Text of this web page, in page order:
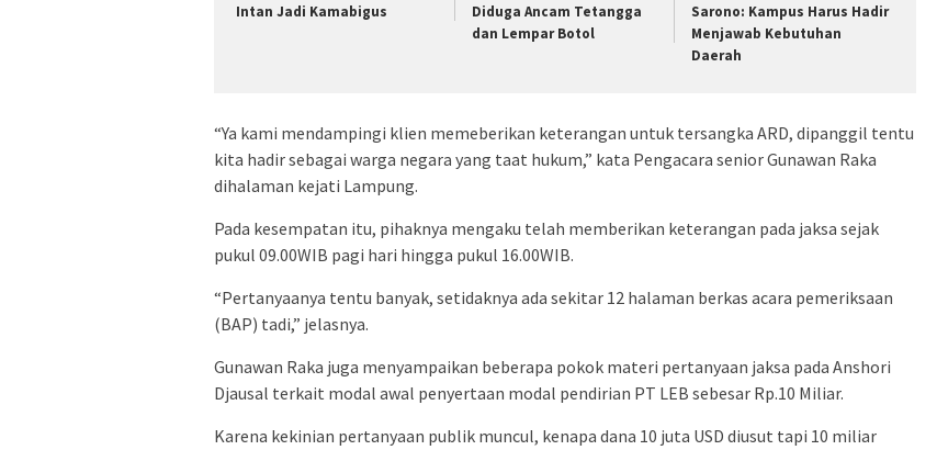
Intan Jadi Kamabigus
Diduga Ancam Tetangga
dan Lempar Botol
Sarono: Kampus Harus Hadir
Menjawab Kebutuhan
Daerah
“Ya kami mendampingi klien memeberikan keterangan untuk tersangka ARD, dipanggil tentu
kita hadir sebagai warga negara yang taat hukum,” kata Pengacara senior Gunawan Raka
dihalaman kejati Lampung.
Pada kesempatan itu, pihaknya mengaku telah memberikan keterangan pada jaksa sejak
pukul 09.00WIB pagi hari hingga pukul 16.00WIB.
“Pertanyaanya tentu banyak, setidaknya ada sekitar 12 halaman berkas acara pemeriksaan
(BAP) tadi,” jelasnya.
Gunawan Raka juga menyampaikan beberapa pokok materi pertanyaan jaksa pada Anshori
Djausal terkait modal awal penyertaan modal pendirian PT LEB sebesar Rp.10 Miliar.
Karena kekinian pertanyaan publik muncul, kenapa dana 10 juta USD diusut tapi 10 miliar